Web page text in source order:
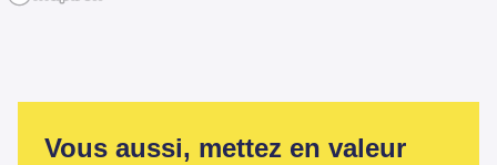
Vous aussi, mettez en valeur